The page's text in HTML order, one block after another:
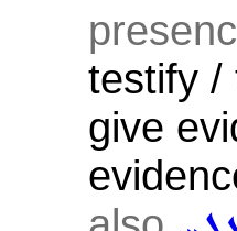
testify /
give